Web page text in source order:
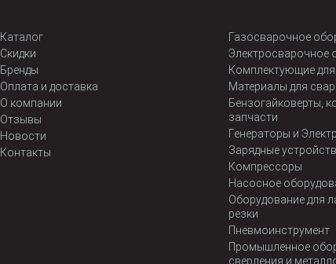
Каталог
Скидки
Бренды
Оплата и доставка
О компании
Отзывы
Новости
Контакты
Газосварочное
Электросварочное
Комплектующие для
Материалы для
Бензогайковерты,
запчасти
Генераторы и
Зарядные
Компрессоры
Насосное
Оборудование для
резки
Пневмоинструмент
Промышленное
сверления и